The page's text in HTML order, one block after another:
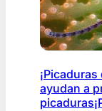
ayudan a